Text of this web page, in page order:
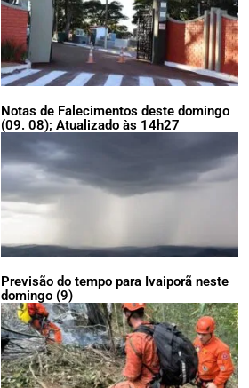
Notas de Falecimentos deste domingo
(09. 08); Atualizado às 14h27
Previsão do tempo para Ivaiporã neste
domingo (9)